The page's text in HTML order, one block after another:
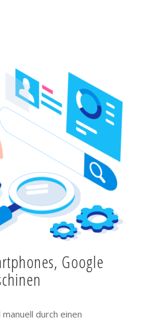
Google
durch einen